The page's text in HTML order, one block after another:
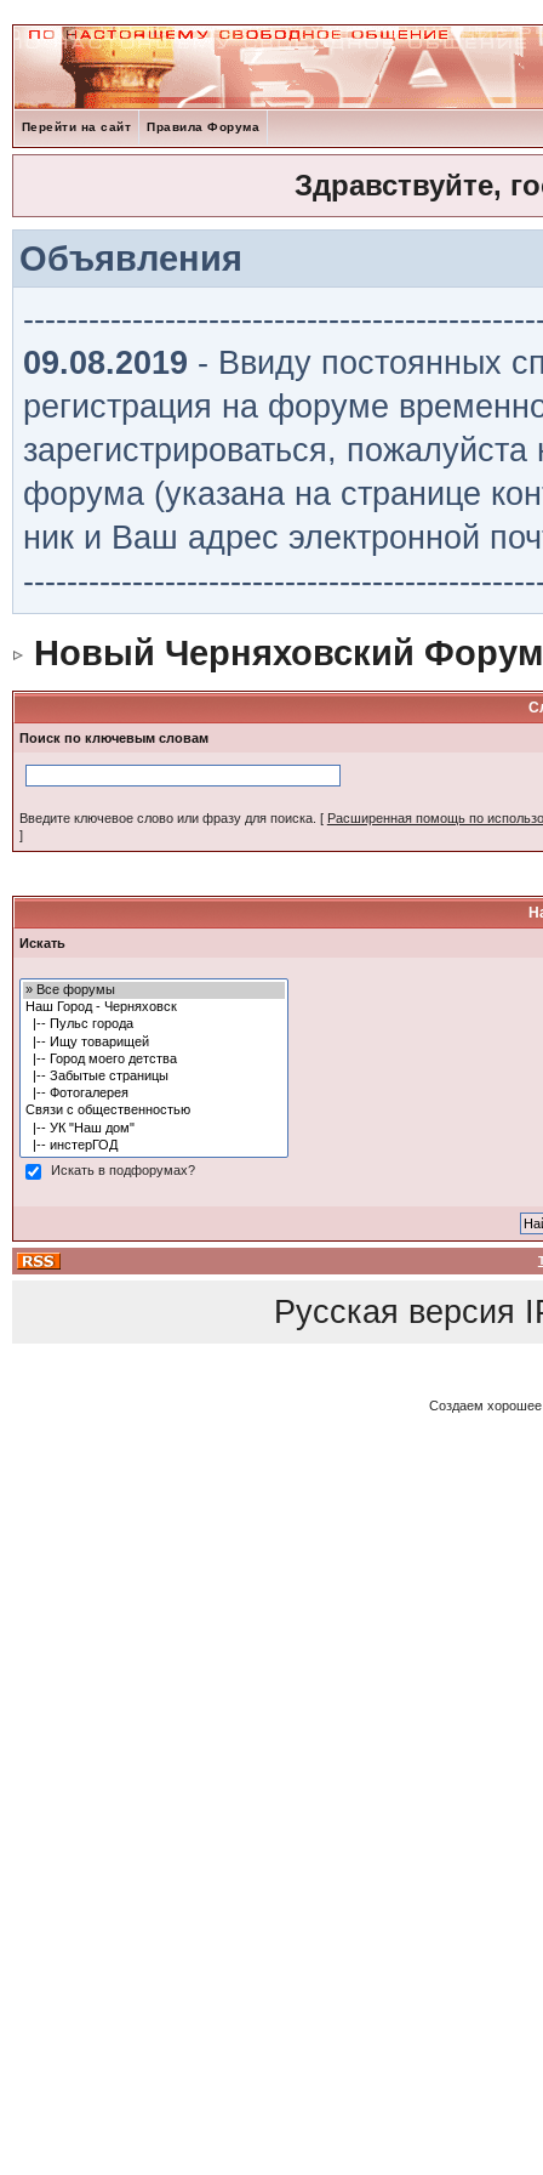
Перейти на сайт Правила Форума
Здравствуйте,
Объявления
09.08.2019 - Ввиду постоянных
регистрация на форуме
зарегистрироваться,
форума (указана на странице
ник и Ваш адрес электронной
Новый Черняховский Форум
Поиск по ключевым словам
Введите ключевое слово или фразу для поиска. [ Расширенная помощь по
]
Искать
Искать в подфорумах?
Русская версия
Создаем